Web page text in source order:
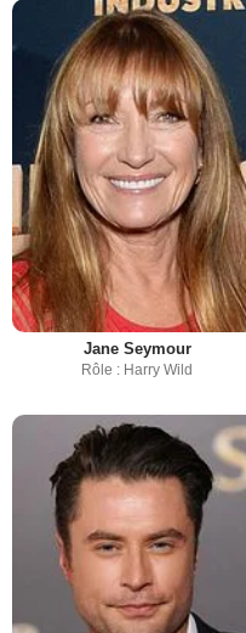
Jane Seymour
Rôle : Harry Wild